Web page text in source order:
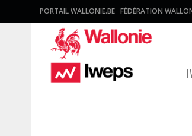
PORTAIL WALLONIE.BE FÉDÉRATION